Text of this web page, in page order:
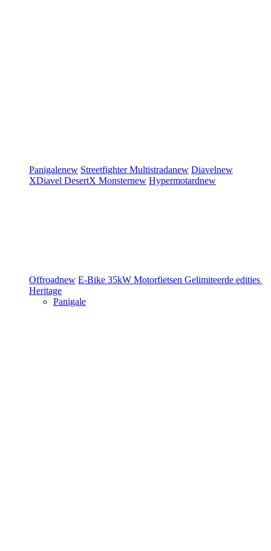
Panigalenew StreetfighterMultistradanew Diavelnew
XDiavel DesertX Monsternew Hypermotardnew
Offroadnew E-Bike 35kW Motorfietsen Gelimiteerde edities
Heritage
Panigale